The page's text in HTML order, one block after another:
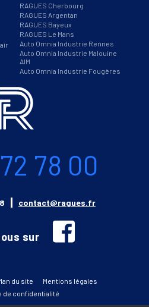
RAGUES Cherbourg
RAGUES Argentan
RAGUES Bayeux
RAGUES Le Mans
Auto Omnia Industrie Rennes
Auto Omnia Industrie Malouine
AIM
Auto Omnia Industrie Fougères
78 00
Emailcontact@ragues.fr
sur
facebook
du site
Mentions légales
de confidentialité